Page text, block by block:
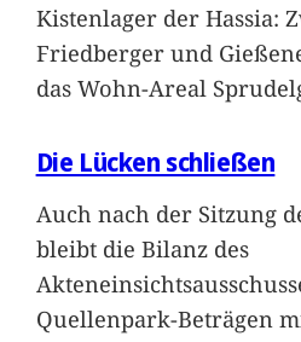
Kistenlager der Hassia:
Friedberger und
das Wohn-Areal
Die Lücken schließen
Auch nach der Sitzung
bleibt die Bilanz des
Quellenpark-Beträgen